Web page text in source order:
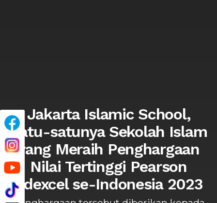
Jakarta Islamic School,
Satu-satunya Sekolah Islam
yang Meraih Penghargaan
Nilai Tertinggi Pearson
Edexcel se-Indonesia 2023